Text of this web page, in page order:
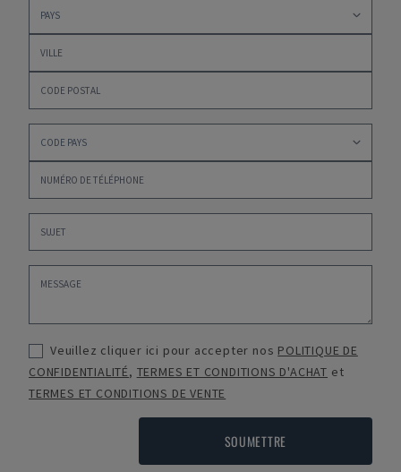
Veuillez cliquer ici pour accepter nos POLITIQUE DE
CONFIDENTIALITÉ, TERMES ET CONDITIONS D'ACHAT et
TERMES ET CONDITIONS DE VENTE
SOUMETTRE